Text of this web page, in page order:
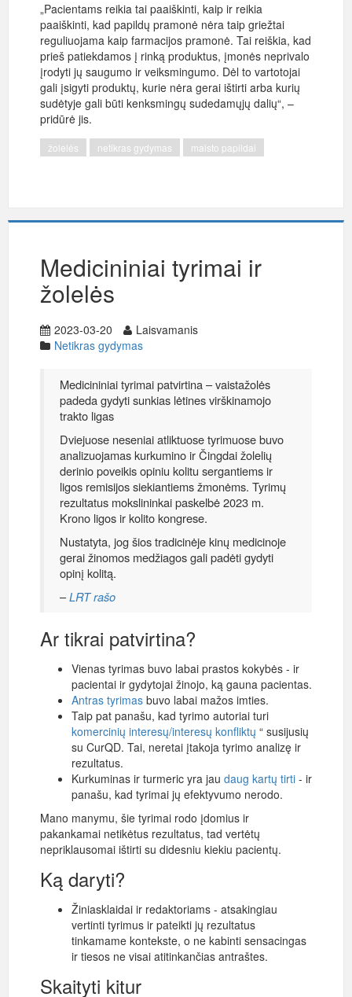
„Pacientams reikia tai paaiškinti, kaip ir reikia
paaiškinti, kad papildų pramonė nėra taip griežtai
reguliuojama kaip farmacijos pramonė. Tai reiškia, kad
prieš patiekdamos į rinką produktus, įmonės neprivalo
įrodyti jų saugumo ir veiksmingumo. Dėl to vartotojai
gali įsigyti produktų, kurie nėra gerai ištirti arba kurių
sudėtyje gali būti kenksmingų sudedamųjų dalių“, –
pridūrė jis.
žolelės netikras gydymas maisto papildai
Medicininiai tyrimai ir
žolelės
2023-03-20
Laisvamanis
Netikras gydymas
Medicininiai tyrimai patvirtina – vaistažolės
padeda gydyti sunkias lėtines virškinamojo
trakto ligas
Dviejuose neseniai atliktuose tyrimuose buvo
analizuojamas kurkumino ir Čingdai žolelių
derinio poveikis opiniu kolitu sergantiems ir
ligos remisijos siekiantiems žmonėms. Tyrimų
rezultatus mokslininkai paskelbė 2023 m.
Krono ligos ir kolito kongrese.
Nustatyta, jog šios tradicinėje kinų medicinoje
gerai žinomos medžiagos gali padėti gydyti
opinį kolitą.
–LRT rašo
Ar tikrai patvirtina?
Vienas tyrimas buvo labai prastos kokybės - ir
pacientai ir gydytojai žinojo, ką gauna pacientas.
Antras tyrimas buvo labai mažos imties.
Taip pat panašu, kad tyrimo autoriai turi
komercinių interesų/interesų konfliktų “ susijusių
su CurQD. Tai, neretai įtakoja tyrimo analizę ir
rezultatus.
Kurkuminas ir turmeric yra jau daug kartų tirti - ir
panašu, kad tyrimai jų efektyvumo nerodo.
Mano manymu, šie tyrimai rodo įdomius ir
pakankamai netikėtus rezultatus, tad vertėtų
nepriklausomai ištirti su didesniu kiekiu pacientų.
Ką daryti?
Žiniasklaidai ir redaktoriams - atsakingiau
vertinti tyrimus ir pateikti jų rezultatus
tinkamame kontekste, o ne kabinti sensacingas
ir tiesos ne visai atitinkančias antraštes.
Skaityti kitur